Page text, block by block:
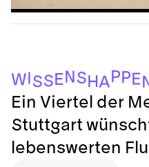
WISS ENSHA
PPE
Ein Viertel der
Stuttgart
lebenswerten